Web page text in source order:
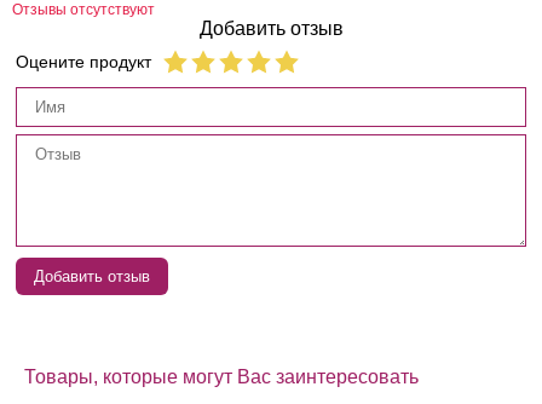
Отзывы отсутствуют
Добавить отзыв
Оцените продукт
Добавить отзыв
Товары, которые могут Вас заинтересовать